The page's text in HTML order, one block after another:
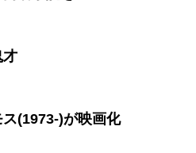
才
(1973-)が映画化